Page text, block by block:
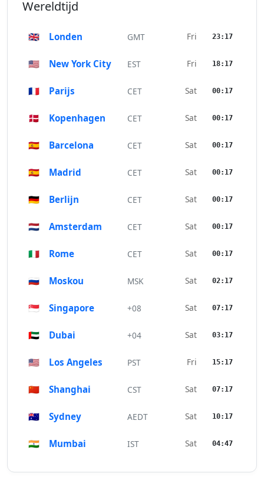
Wereldtijd
🇬🇧 Londen GMT Fri 23:17
🇺🇸 New York City EST Fri 18:17
🇫🇷 Parijs CET Sat 00:17
🇩🇰 Kopenhagen CET Sat 00:17
🇪🇸 Barcelona CET Sat 00:17
🇪🇸 Madrid CET Sat 00:17
🇩🇪 Berlijn CET Sat 00:17
🇳🇱 Amsterdam CET Sat 00:17
🇮🇹 Rome CET Sat 00:17
🇷🇺 Moskou MSK Sat 02:17
🇸🇬 Singapore +08 Sat 07:17
🇦🇪 Dubai +04 Sat 03:17
🇺🇸 Los Angeles PST Fri 15:17
🇨🇳 Shanghai CST Sat 07:17
🇦🇺 Sydney AEDT Sat 10:17
🇮🇳 Mumbai IST Sat 04:47